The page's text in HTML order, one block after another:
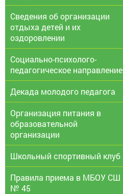
Сведения об организации
отдыха детей и их
оздоровлении
Социально-психолого-
педагогическое направление
Декада молодого педагога
Организация питания в
образовательной
организации
Школьный спортивный клуб
Правила приема в МБОУ СШ
№ 45